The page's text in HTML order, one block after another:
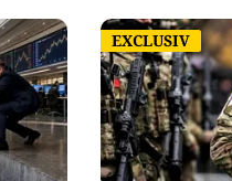
EXCLUSIV
EXCLUSIV